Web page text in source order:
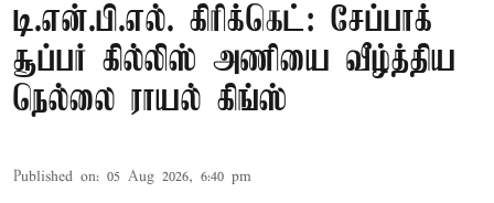
டி.என்.பி.எல். கிரிக்கெட்: சேப்பாக்
சூப்பர் கில்லிஸ் அணியை வீழ்த்திய
நெல்லை ராயல் கிங்ஸ்
Published on: 05 Aug 2026, 6:40 pm